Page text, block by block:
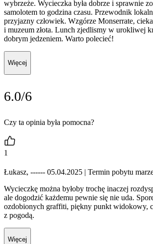
wybrzeże. Wycieczka była dobrze i sprawnie
samolotem to godzina czasu. Przewodnik
przyjazny człowiek. Wzgórze Monserrate,
i muzeum złota. Lunch zjedlismy w urokliwej
dobrym jedzeniem. Warto polecieć!
Więcej
6.0/6
Czy ta opinia była pomocna?
1
Łukasz, ------ 05.04.2025 | Termin pobytu
Wycieczkę można byłoby trochę inaczej
ale dogodzić każdemu pewnie się nie uda.
ozdobionych graffiti, piękny punkt widokowy,
z pogodą.
Więcej